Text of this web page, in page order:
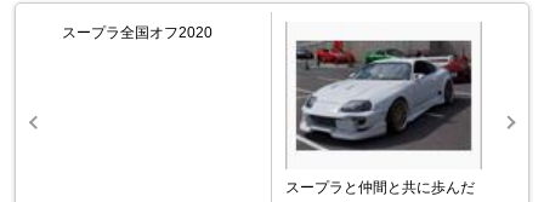
スープラ全国オフ2020
スープラと仲間と共に歩んだ